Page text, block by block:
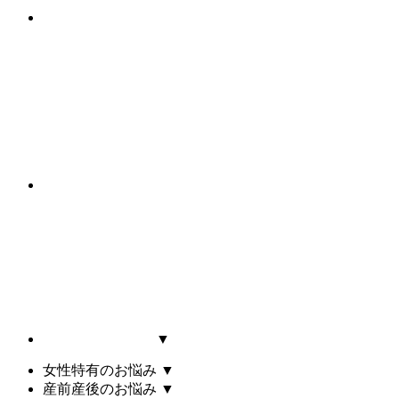
▼
女性特有のお悩み ▼
産前産後のお悩み ▼